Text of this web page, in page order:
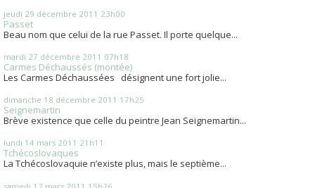
jeudi 29 décembre 2011 23h00
Passet
Beau nom que celui de la rue Passet. Il porte quelque...
mardi 27 décembre 2011 07h18
Carmes Déchaussés (montée)
Les Carmes Déchaussées désignent une fort jolie...
dimanche 18 décembre 2011 17h25
Seignemartin
Brève existence que celle du peintre Jean Seignemartin...
lundi 14 mars 2011 21h11
Tchécoslovaques
La Tchécoslovaquie n’existe plus, mais le septième...